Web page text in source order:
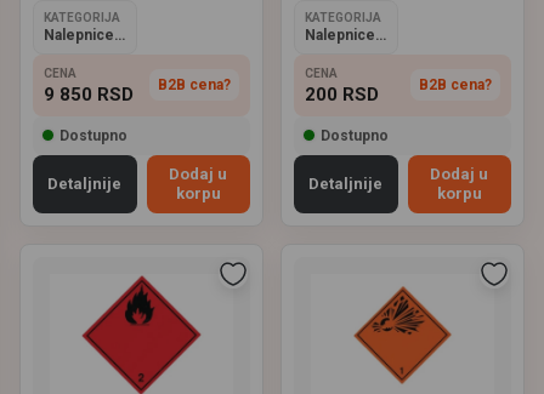
1203 RUČICA
KATEGORIJA
Nalepnice i table
CENA
9 850 RSD B2B cena?
Dostupno
Detaljnije
Dodaj u
korpu
KATEGORIJA
Nalepnice i table
CENA
200 RSD B2B cena?
Dostupno
Detaljnije
Dodaj u
korpu